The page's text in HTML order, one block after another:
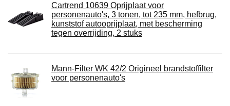
Cartrend 10639 Oprijplaat voor
personenauto's, 3 tonen, tot 235 mm, hefbrug,
kunststof autooprijplaat, met bescherming
tegen overrijding, 2 stuks
Mann-Filter WK 42/2 Origineel brandstoffilter
voor personenauto's